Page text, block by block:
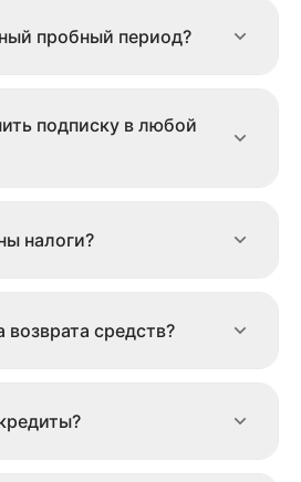
пробный период?
подписку в любой
налоги?
возврата средств?